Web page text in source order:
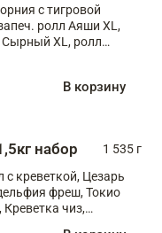
с тигровой
ролл Аяши XL,
Сырный XL, ролл
В корзину
набор
1 535 г
с креветкой, Цезарь
фреш, Токио
Креветка чиз,